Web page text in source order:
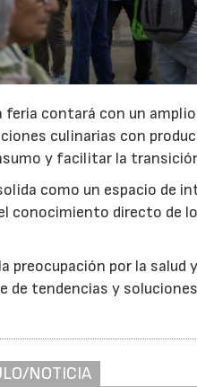
feria contará con un
culinarias con
y facilitar la
como un espacio de
conocimiento directo de
preocupación por la
de tendencias y
NOTICIA